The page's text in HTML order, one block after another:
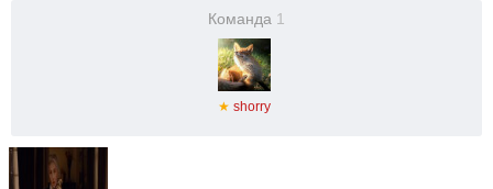
Команда 1
★ shorry